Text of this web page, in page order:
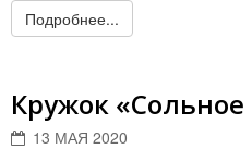
Подробнее...
Кружок
13 МАЯ 2020